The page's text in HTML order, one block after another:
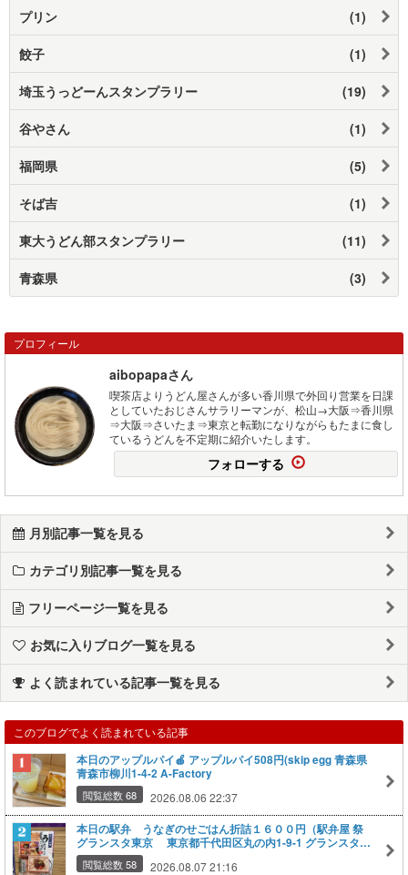
プリン (1)
餃子 (1)
埼玉うっどーんスタンプラリー (19)
谷やさん (1)
福岡県 (5)
そば吉 (1)
東大うどん部スタンプラリー (11)
青森県 (3)
プロフィール
aibopapaさん
喫茶店よりうどん屋さんが多い香川県で外回り営業を日課
としていたおじさんサラリーマンが、松山→大阪⇒香川県
⇒大阪⇒さいたま⇒東京と転勤になりながらもたまに食し
ているうどんを不定期に紹介いたします。
フォローする
月別記事一覧を見る
カテゴリ別記事一覧を見る
フリーページ一覧を見る
お気に入りブログ一覧を見る
よく読まれている記事一覧を見る
このブログでよく読まれている記事
本日のアップルパイ🍎 アップルパイ508円(skip egg 青森県
青森市柳川1-4-2 A-Factory
閲覧総数 68 2026.08.06 22:37
本日の駅弁 うなぎのせごはん折詰１６００円（駅弁屋 祭
グランスタ東京 東京都千代田区丸の内1-9-1 グランスタ東
京内 1F 中央通路エリア 改札内
閲覧総数 58 2026.08.07 21:16